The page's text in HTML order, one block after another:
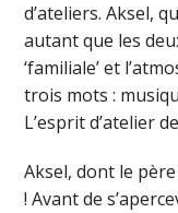
d’ateliers. Aksel,
autant que les
‘familiale’ et
trois mots :
L’esprit d’atelier
Aksel, dont le
! Avant de